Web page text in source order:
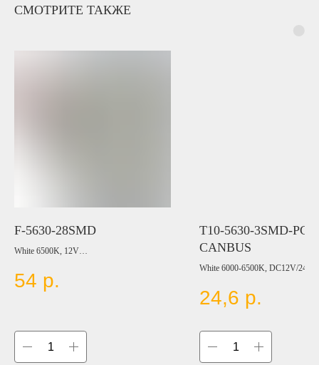
СМОТРИТЕ ТАКЖЕ
F-5630-28SMD
White 6500K, 12V
LED Type: SMD5630
54 р.
T10-5630-3SMD-
CANBUS
White 6000-6500K, DC12V/24V
24,6 р.